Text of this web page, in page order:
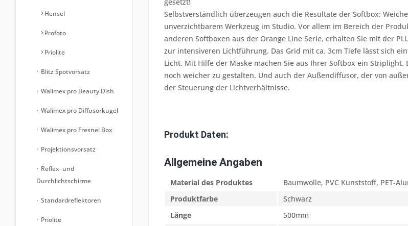
Hensel
Profoto
Priolite
Blitz Spotvorsatz
Walimex pro Beauty Dish
Walimex pro Diffusorkugel
Walimex pro Fresnel Box
Projektionsvorsatz
Reflex- und
Durchlichtschirme
Standardreflektoren
Priolite
Selbstverständlich überzeugen auch die Resultate der Softbox:
unverzichtbarem Werkzeug im Studio. Vor allem im Bereich der
anderen Softboxen aus der Orange Line Serie, erhalten Sie mit der
zur intensiveren Lichtführung. Das Grid mit ca. 3cm Tiefe lässt sich
Licht. Mit Hilfe der Maske machen Sie aus Ihrer Softbox ein
noch weicher zu gestalten. Und auch der Außendiffusor, der von
der Steuerung der Lichtverhältnisse.
Produkt Daten:
Allgemeine Angaben
Material des Produktes
Baumwolle, PVC Kunststoff, PET-
Produktfarbe
Schwarz
Länge
500mm